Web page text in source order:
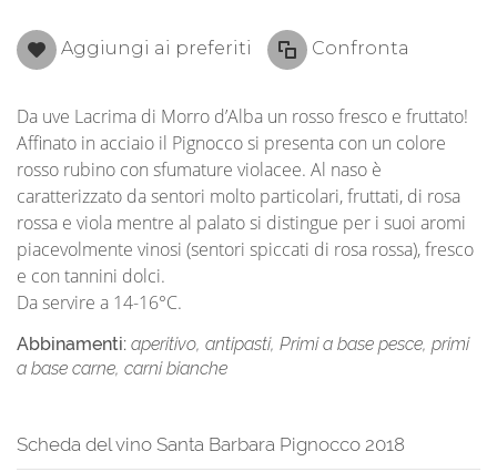
Aggiungi ai preferiti Confronta
Da uve Lacrima di Morro d’Alba un rosso fresco e fruttato!
Affinato in acciaio il Pignocco si presenta con un colore
rosso rubino con sfumature violacee. Al naso è
caratterizzato da sentori molto particolari, fruttati, di rosa
rossa e viola mentre al palato si distingue per i suoi aromi
piacevolmente vinosi (sentori spiccati di rosa rossa), fresco
e con tannini dolci.
Da servire a 14-16°C.
Abbinamenti: aperitivo, antipasti, Primi a base pesce, primi
a base carne, carni bianche
Scheda del vino Santa Barbara Pignocco 2018